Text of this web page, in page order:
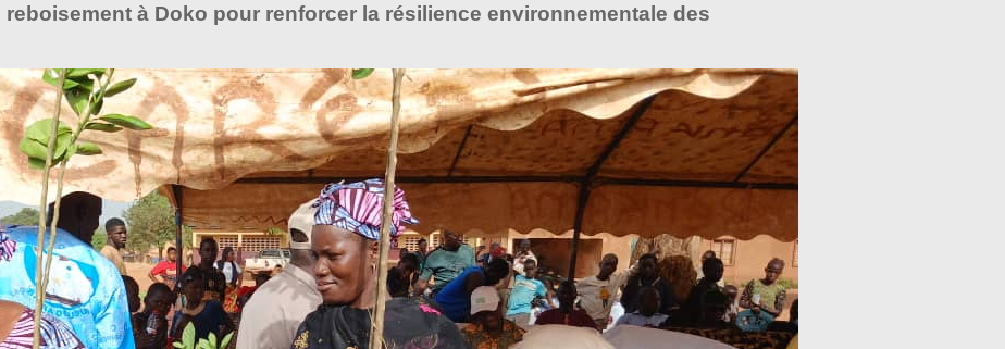
reboisement à Doko pour renforcer la résilience environnementale des